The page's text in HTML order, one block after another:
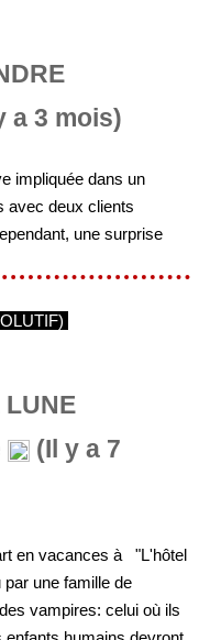
a 3 mois)
impliquée dans un
avec deux clients
une surprise
LUNE
(Il y a 7
en vacances à "L'hôtel
une famille de
vampires: celui où ils